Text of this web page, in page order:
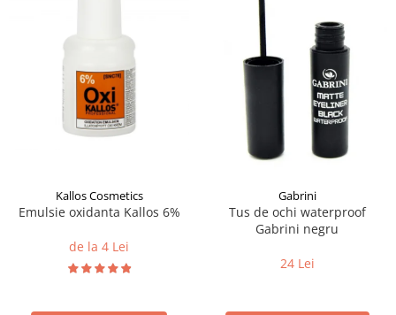
Kallos Cosmetics
Emulsie oxidanta Kallos 6%
de la 4 Lei
Gabrini
Tus de ochi waterproof
Gabrini negru
24 Lei